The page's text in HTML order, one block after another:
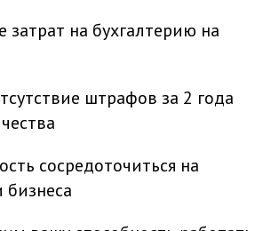
затрат на бухгалтерию на
штрафов за 2 года
сосредоточиться на
бизнеса